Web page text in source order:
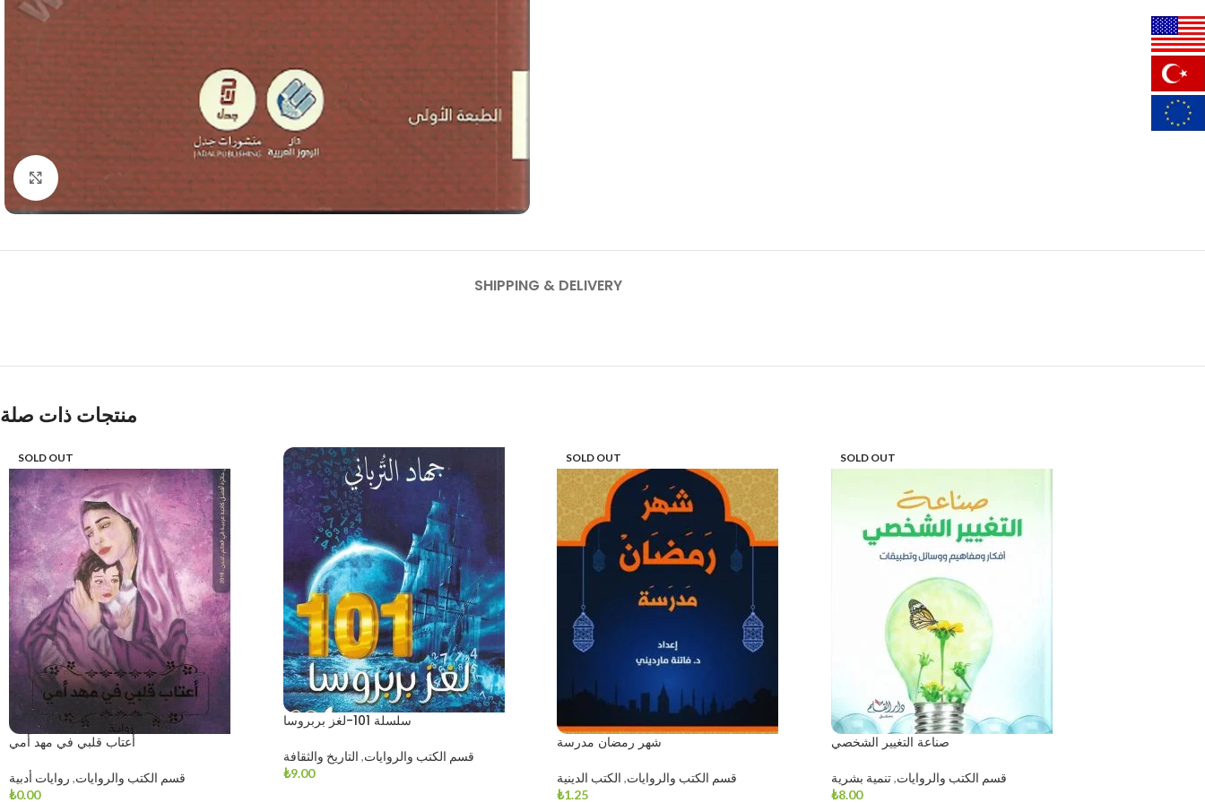
Click to enlarge
SHIPPING & DELIVERY
منتجات ذات صلة
SOLD OUT
أعتاب قلبي في مهد أمي
قسم الكتب والروايات, روايات أدبية
₺0.00
سلسلة 101-لغز بربروسا
قسم الكتب والروايات, التاريخ والثقافة
₺9.00
SOLD OUT
شهر رمضان مدرسة
قسم الكتب والروايات, الكتب الدينية
₺1.25
SOLD OUT
صناعة التغيير الشخصي
قسم الكتب والروايات, تنمية بشرية
₺8.00